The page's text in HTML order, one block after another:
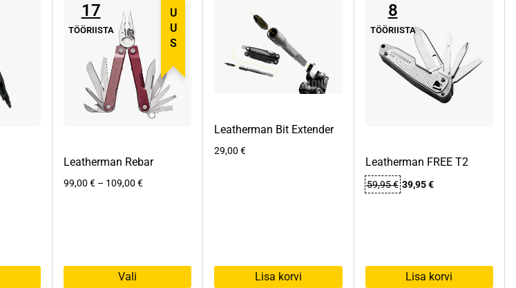
UUS
17
TÖÖRIISTA
Leatherman Rebar
99,00 € – 109,00 €Hinnavahemik:
Vali
Leatherman Bit Extender
29,00 €
Lisa korvi
8
TÖÖRIISTA
Leatherman FREE T2
59,95€ Algne
39,95€Praegune
Lisa korvi